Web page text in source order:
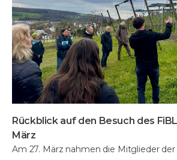
Rückblick auf den Besuch des
März
Am 27. März nahmen die Mitglieder der